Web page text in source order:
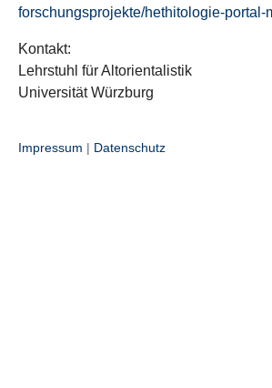
forschungsprojekte/hethitologie-portal-
Kontakt:
Lehrstuhl für Altorientalistik
Universität Würzburg
Impressum | Datenschutz